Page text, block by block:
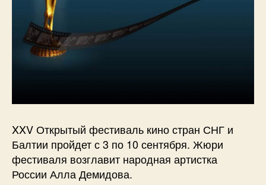
XXV Открытый фестиваль кино стран СНГ и
Балтии пройдет с 3 по 10 сентября. Жюри
фестиваля возглавит народная артистка
России Алла Демидова.